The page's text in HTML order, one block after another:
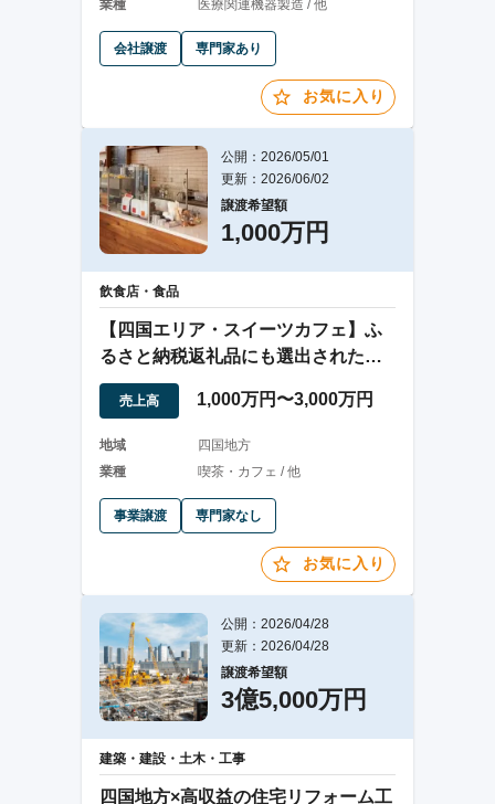
業種
医療関連機器製造 / 他
会社譲渡 専門家あり
お気に入り
公開：2026/05/01
更新：2026/06/02
譲渡希望額
1,000万円
飲食店・食品
【四国エリア・スイーツカフェ】ふ
るさと納税返礼品にも選出された実
績ある人気店
売上高 1,000万円〜3,000万円
地域
四国地方
業種
喫茶・カフェ / 他
事業譲渡 専門家なし
お気に入り
公開：2026/04/28
更新：2026/04/28
譲渡希望額
3億5,000万円
建築・建設・土木・工事
四国地方×高収益の住宅リフォーム工